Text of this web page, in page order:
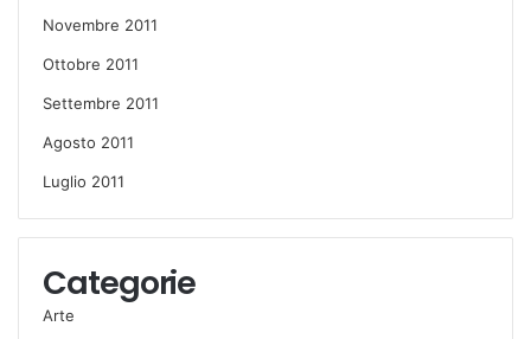
Novembre 2011
Ottobre 2011
Settembre 2011
Agosto 2011
Luglio 2011
Categorie
Arte